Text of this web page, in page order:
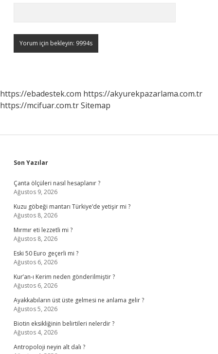
https://ebadestek.com https://akyurekpazarlama.com.tr
https://mcifuar.com.trSitemap
Sidebar
Son Yazılar
Çanta ölçüleri nasıl hesaplanır ?
Ağustos 9, 2026
Kuzu göbeği mantarı Türkiye’de yetişir mi ?
Ağustos 8, 2026
Mırmır eti lezzetli mi ?
Ağustos 8, 2026
Eski 50 Euro geçerli mi ?
Ağustos 6, 2026
Kur’an-ı Kerim neden gönderilmiştir ?
Ağustos 6, 2026
Ayakkabıların üst üste gelmesi ne anlama gelir ?
Ağustos 5, 2026
Biotin eksikliğinin belirtileri nelerdir ?
Ağustos 4, 2026
Antropoloji neyin alt dalı ?